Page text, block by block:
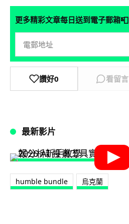
更多精彩文章每日送到電子郵箱📮
讚好0 看留言
最新影片
humble bundle 烏克蘭